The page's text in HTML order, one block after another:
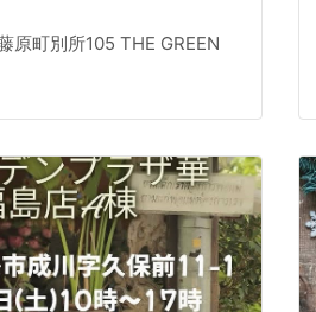
原町別所105 THE GREEN